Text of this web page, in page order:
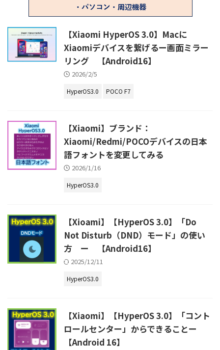
【Xiaomi HyperOS 3.0】Macに
Xiaomiデバイスを繋げるー画面ミラー
リング 【Android16】
2026/2/5
HyperOS3.0 POCO F7
【Xiaomi】ブランド：
Xiaomi/Redmi/POCOデバイスの日本
語フォントを変更してみる
2026/1/16
HyperOS3.0
【Xioami】【HyperOS 3.0】「Do
Not Disturb（DND）モード」の使い
方 ー 【Android16】
2025/12/11
HyperOS3.0
【Xiaomi】【HyperOS 3.0】「コント
ロールセンター」からできることー
【Android 16】